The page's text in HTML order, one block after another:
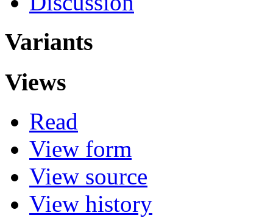
Variants
Views
Read
View form
View source
View history